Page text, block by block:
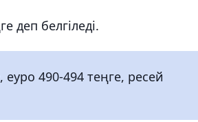
деп белгіледі.
490-494 теңге, ресей